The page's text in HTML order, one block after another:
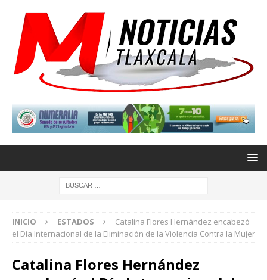
INICIO ESTADOS
Catalina Flores Hernández encabezó
el Día Internacional de la Eliminación de la Violencia Contra la Mujer
Catalina Flores Hernández